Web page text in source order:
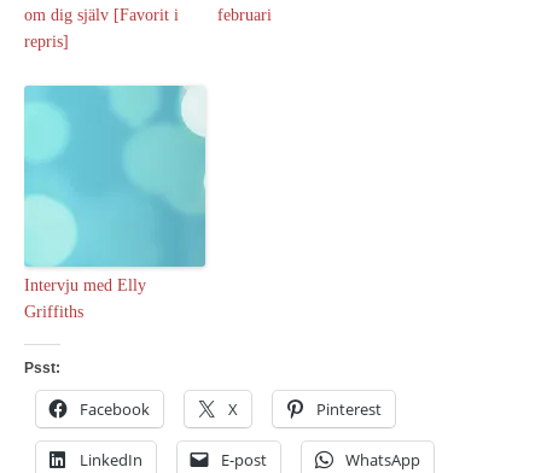
om dig själv [Favorit i
repris]
februari
Intervju med Elly
Griffiths
Psst:
Facebook X Pinterest
LinkedIn E-post WhatsApp